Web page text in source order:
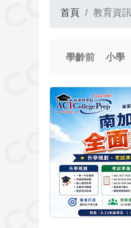
首頁 教育資
學齡前(current)
小學